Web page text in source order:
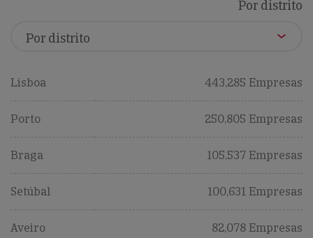
Por distrito
Lisboa 443,285 Empresas
Porto 250,805 Empresas
Braga 105,537 Empresas
Setúbal 100,631 Empresas
Aveiro 82,078 Empresas